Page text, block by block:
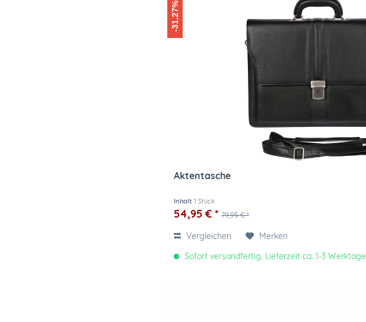
-31.27%
Aktentasche
Inhalt1 Stück
54,95 € * 79,95 € *
Vergleichen
Merken
Sofort versandfertig, Lieferzeit ca. 1-3 Werktage